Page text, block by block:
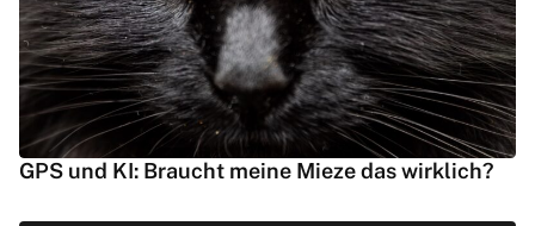
GPS und KI: Braucht meine Mieze das wirklich?